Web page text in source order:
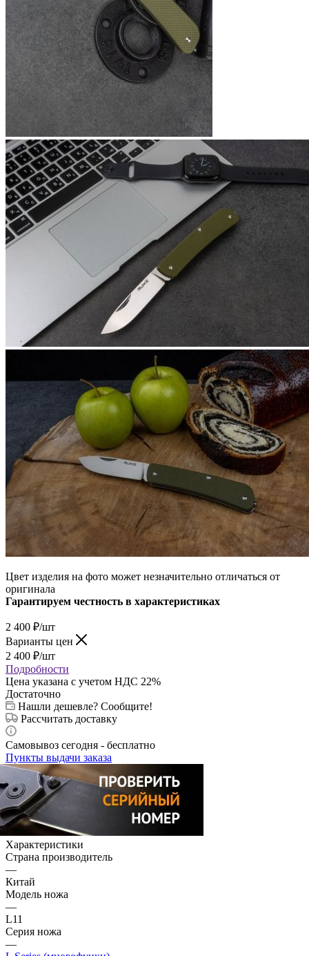
Цвет изделия на фото может незначительно отличаться от
оригинала
Гарантируем честность в характеристиках
2 400 ₽/шт
Варианты цен
2 400 ₽/шт
Подробности
Цена указана с учетом НДС 22%
Достаточно
Нашли дешевле? Сообщите!
Рассчитать доставку
Самовывоз сегодня - бесплатно
Пункты выдачи заказа
Характеристики
Страна производитель
—
Китай
Модель ножа
—
L11
Серия ножа
—